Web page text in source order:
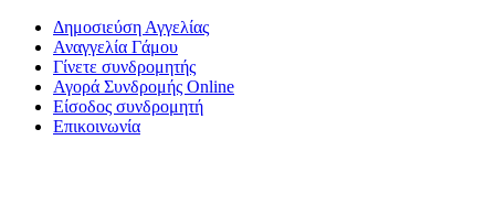
Δημοσιεύση Αγγελίας
Αναγγελία Γάμου
Γίνετε συνδρομητής
Αγορά Συνδρομής Online
Είσοδος συνδρομητή
Επικοινωνία